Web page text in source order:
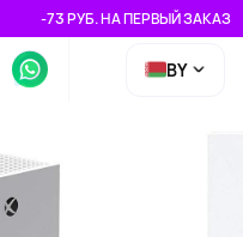
-73 РУБ. НА ПЕРВЫЙ ЗАКАЗ
BY